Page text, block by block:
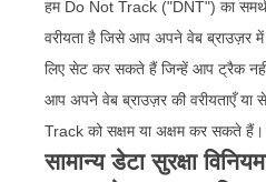
हम Do Not Track ("DNT") का
वरीयता है जिसे आप अपने वेब ब्राउज़र
लिए सेट कर सकते हैं जिन्हें आप ट्रैक
आप अपने वेब ब्राउज़र की वरीयताएँ या
Track को सक्षम या अक्षम कर सकते हैं।
सामान्य डेटा सुरक्षा